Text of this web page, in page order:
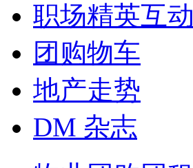
职场精英互动
团购物车
地产走势
DM 杂志